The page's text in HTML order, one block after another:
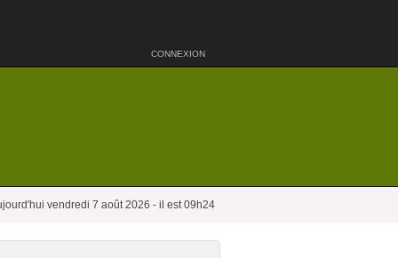
CONNEXION
vendredi 7 août 2026 - il est 09h24